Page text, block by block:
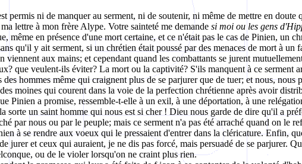
permis ni de manquer au serment, ni de soutenir, ni même de mettre en
lettre à mon frère Alype. Votre sainteté me demande si moi ou les gens
même en présence d'une mort certaine, et ce n'était pas le cas de Pinien, un
qu'il y ait serment, si un chrétien était poussé par des menaces de mort à
viennent aux mains; et cependant quand les combattants se jurent
que veulent-ils éviter? La mort ou la captivité? S'ils manquent à ce serment
hommes même qui craignent plus de se parjurer que de tuer; et nous,
moines qui courent dans la voie de la perfection chrétienne après avoir
Pinien a promise, ressemble-t-elle à un exil, à une déportation, à une
sorte un saint homme qui nous est si cher ! Dieu nous garde de dire qu'il a
par nous ou par le peuple; mais ce serment n'a pas été arraché quand on
à se rendre aux voeux qui le pressaient d'entrer dans la cléricature. Enfin,
jurer et ceux qui auraient, je ne dis pas forcé, mais persuadé de se parjurer.
ou de le violer lorsqu'on ne craint plus rien.